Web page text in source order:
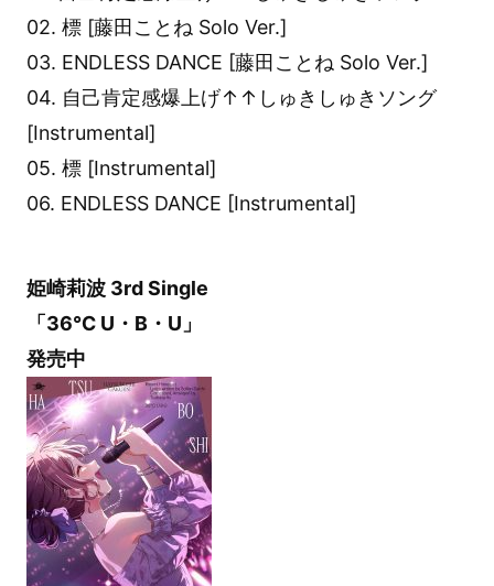
02. 標 [藤田ことね Solo Ver.]
03. ENDLESS DANCE [藤田ことね Solo Ver.]
04. 自己肯定感爆上げ↑↑しゅきしゅきソング
[Instrumental]
05. 標 [Instrumental]
06. ENDLESS DANCE [Instrumental]
姫崎莉波 3rd Single
「36℃ U・B・U」
発売中